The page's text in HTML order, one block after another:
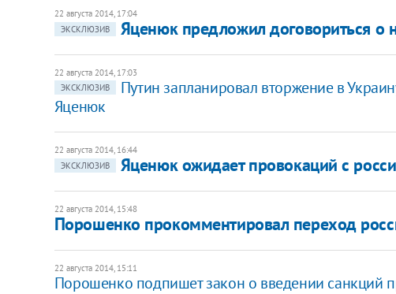
22 августа 2014, 17:04
ЭКСКЛЮЗИВ
Яценюк предложил договориться о
22 августа 2014, 17:03
ЭКСКЛЮЗИВ
Путин запланировал вторжение в
Яценюк
22 августа 2014, 16:44
ЭКСКЛЮЗИВ
Яценюк ожидает провокаций с
22 августа 2014, 15:48
Порошенко прокомментировал переход
22 августа 2014, 15:11
Порошенко подпишет закон о введении санкций